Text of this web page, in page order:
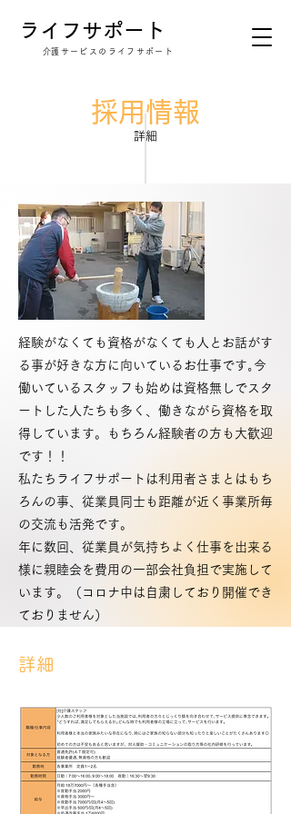
​ライフサポート
​介護サービスのライフサポート
​採用情報
​詳細
経験がなくても資格がなくても人とお話がす
る事が好きな方に向いているお仕事です｡今
働いているスタッフも始めは資格無しでスタ
ートした人たちも多く、働きながら資格を取
得しています。もちろん経験者の方も大歓迎
です！！
私たちライフサポートは利用者さまとはもち
ろんの事、従業員同士も距離が近く事業所毎
の交流も活発です。
年に数回、従業員が気持ちよく仕事を出来る
様に親睦会を費用の一部会社負担で実施して
います。（コロナ中は自粛しており開催でき
ておりません）
​詳細